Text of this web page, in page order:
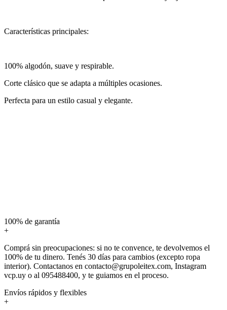
Características principales:
100% algodón, suave y respirable.
Corte clásico que se adapta a múltiples ocasiones.
Perfecta para un estilo casual y elegante.
100% de garantía
+
Comprá sin preocupaciones: si no te convence, te devolvemos el
100% de tu dinero. Tenés 30 días para cambios (excepto ropa
interior). Contactanos en contacto@grupoleitex.com, Instagram
vcp.uy o al 095488400, y te guiamos en el proceso.
Envíos rápidos y flexibles
+